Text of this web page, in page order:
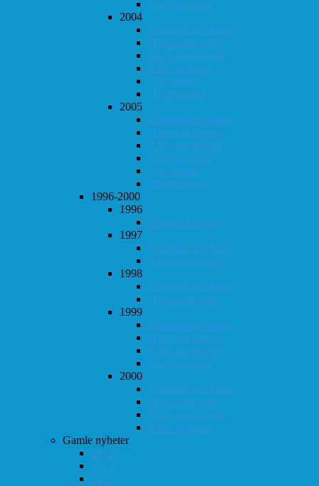
KM i lynsjakk
2004
Klubbmesterskapet
Høstturneringen
KM i hurtigsjakk
KM i lynsjakk
Vår-konrad
Høst-konrad
2005
Klubbmesterskapet
Høstturneringen
KM i hurtigsjakk
KM i lynsjakk
Vår-konrad
Høst-konrad
1996-2000
1996
Høstturneringen
1997
Klubbmesterskapet
Høstturneringen
1998
Klubbmesterskapet
Høstturneringen
1999
Klubbmesterskapet
Høstturneringen
KM i hurtigsjakk
KM i lynsjakk
2000
Klubbmesterskapet
Høstturneringen
KM i hurtigsjakk
KM i lynsjakk
Gamle nyheter
2012
2013
2014